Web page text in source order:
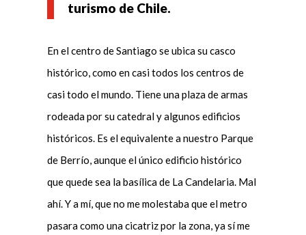
turismo de Chile.
En el centro de Santiago se ubica su casco
histórico, como en casi todos los centros de
casi todo el mundo. Tiene una plaza de armas
rodeada por su catedral y algunos edificios
históricos. Es el equivalente a nuestro Parque
de Berrío, aunque el único edificio histórico
que quede sea la basílica de La Candelaria. Mal
ahí. Y a mí, que no me molestaba que el metro
pasara como una cicatriz por la zona, ya sí me